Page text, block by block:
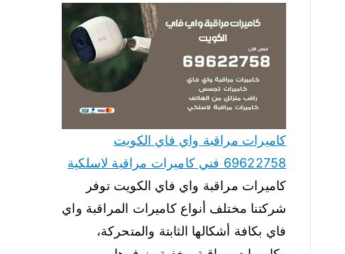
كاميرات مراقبة واي فاي الكويت
69622758 فني كاميرات مراقبة لاسلكية
كاميرات مراقبة واي فاي الكويت توفر
شركتنا مختلف أنواع كاميرات المراقبة واي
فاي بكافة أشكالها الثابتة والمتحركة،